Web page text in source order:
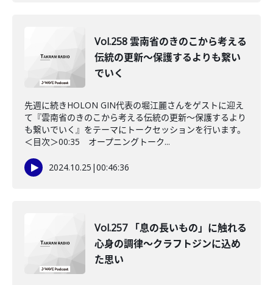
Vol.258 雲南省のきのこから考える
伝統の更新～保護するよりも繋い
でいく
先週に続きHOLON GIN代表の堀江麗さんをゲストに迎え
て『雲南省のきのこから考える伝統の更新～保護するより
も繋いでいく』をテーマにトークセッションを行います。
＜目次＞00:35 オープニングトーク...
2024.10.25 |00:46:36
Vol.257 「息の長いもの」に触れる
心身の調律～クラフトジンに込め
た思い